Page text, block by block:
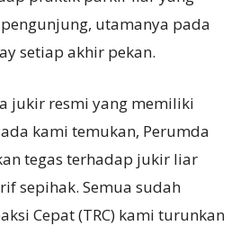
utamanya pada
setiap akhir pekan.
jukir resmi yang memiliki
kami temukan, Perumda
tegas terhadap jukir liar
sepihak. Semua sudah
Cepat (TRC) kami turunkan